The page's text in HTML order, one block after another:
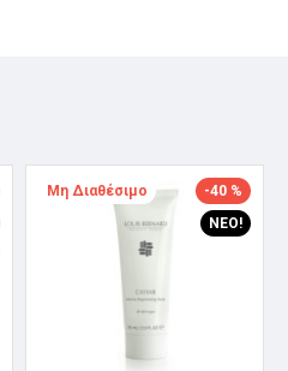
ΝΈΟ!
-40 %
Μη Διαθέσιμο